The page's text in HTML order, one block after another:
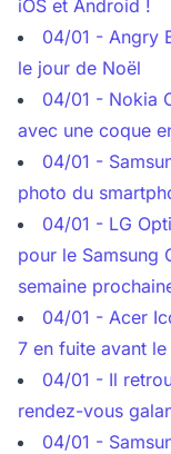
iOS et Android !
04/01 - Angry
le jour de Noël
04/01 - Nokia
avec une coque
04/01 -
photo du
04/01 - LG
pour le Samsung
semaine
04/01 - Acer
7 en fuite avant le
04/01 - Il
rendez-vous
04/01 -